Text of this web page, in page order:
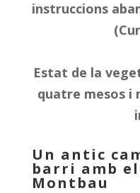
instruccions
Estat de la
quatre mesos i
Un antic
barri amb
Montbau